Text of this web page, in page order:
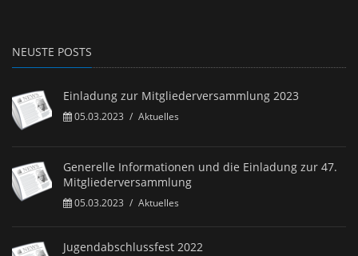
NEUSTE POSTS
Einladung zur Mitgliederversammlung 2023
05.03.2023 / Aktuelles
Generelle Informationen und die Einladung zur 47.
Mitgliederversammlung
05.03.2023 / Aktuelles
Jugendabschlussfest 2022